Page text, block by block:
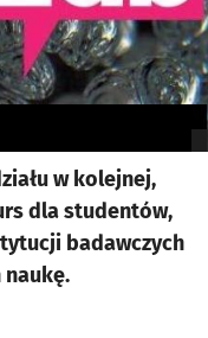
w kolejnej,
dla studentów,
badawczych